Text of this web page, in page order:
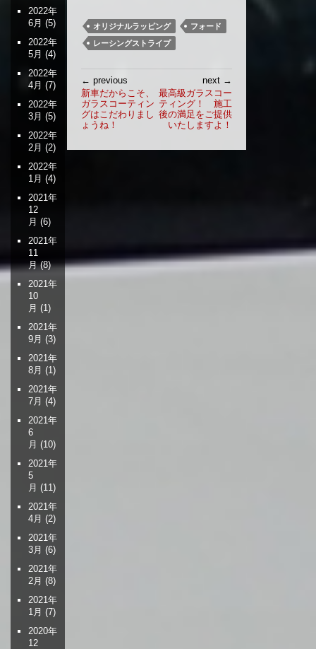
オリジナルラッピング
フォード
レーシングストライプ
稿
ナ
ビ
ー
← previous
新車だからこそ、
ガラスコーティン
グはこだわりまし
ょうね！
next →
最高級ガラスコー
ティング！ 施工
後の満足をご提供
いたしますよ！
2022年
6月 (5)
2022年
5月 (4)
2022年
4月 (7)
2022年
3月 (5)
2022年
2月 (2)
2022年
1月 (4)
2021年
12
月 (6)
2021年
11
月(8)
2021年
10
月 (1)
2021年
9月 (3)
2021年
8月 (1)
2021年
7月 (4)
2021年
6
月 (10)
2021年
5
月 (11)
2021年
4月 (2)
2021年
3月 (6)
2021年
2月 (8)
2021年
1月 (7)
2020年
12